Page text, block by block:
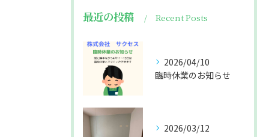
最近の投稿 Recent Posts
2026/04/10
臨時休業のお知らせ
2026/03/12